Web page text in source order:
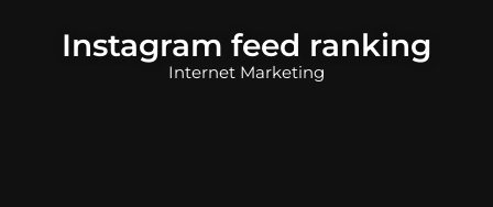
Instagram feed ranking
Internet Marketing